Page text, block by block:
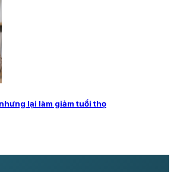
lại làm giảm tuổi thọ